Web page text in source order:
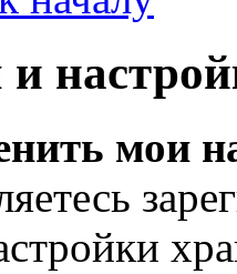
мои